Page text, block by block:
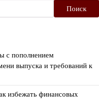
Поиск
с пополнением
выпуска и требований к
избежать финансовых